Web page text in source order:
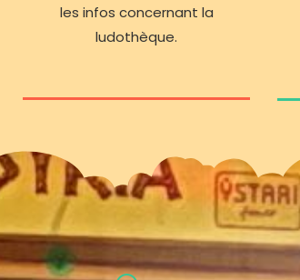
les infos concernant la
ludothèque.